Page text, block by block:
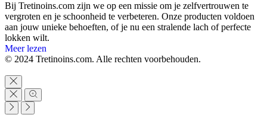
Bij Tretinoins.com zijn we op een missie om je zelfvertrouwen te
vergroten en je schoonheid te verbeteren. Onze producten voldoen
aan jouw unieke behoeften, of je nu een stralende lach of perfecte
lokken wilt.
Meer lezen
© 2024 Tretinoins.com. Alle rechten voorbehouden.